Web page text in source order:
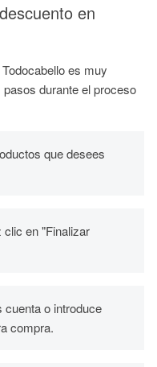
en
es muy
durante el proceso
que desees
en "Finalizar
cuenta o introduce
compra.